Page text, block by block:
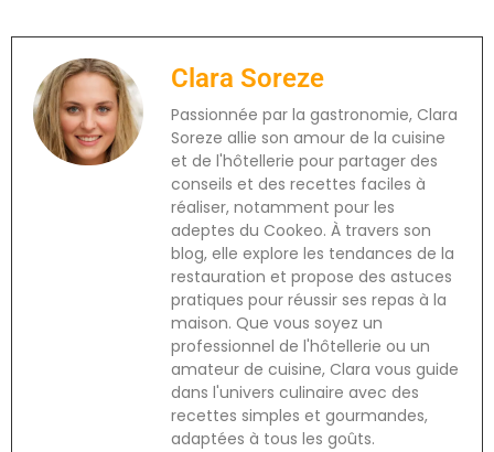
Clara Soreze
Passionnée par la gastronomie, Clara
Soreze allie son amour de la cuisine
et de l'hôtellerie pour partager des
conseils et des recettes faciles à
réaliser, notamment pour les
adeptes du Cookeo. À travers son
blog, elle explore les tendances de la
restauration et propose des astuces
pratiques pour réussir ses repas à la
maison. Que vous soyez un
professionnel de l'hôtellerie ou un
amateur de cuisine, Clara vous guide
dans l'univers culinaire avec des
recettes simples et gourmandes,
adaptées à tous les goûts.